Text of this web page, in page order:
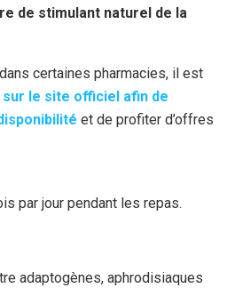
de stimulant naturel de la
certaines pharmacies, il est
sur le site officiel afin de
et de profiter d’offres
par jour pendant les repas.
adaptogènes, aphrodisiaques